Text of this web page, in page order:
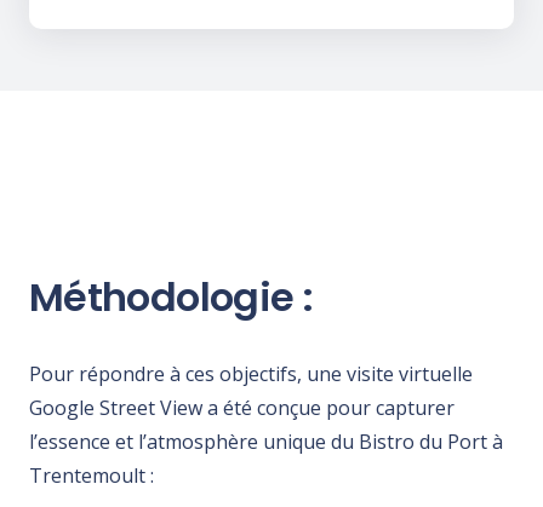
Méthodologie :
Pour répondre à ces objectifs, une visite virtuelle
Google Street View a été conçue pour capturer
l’essence et l’atmosphère unique du Bistro du Port à
Trentemoult :